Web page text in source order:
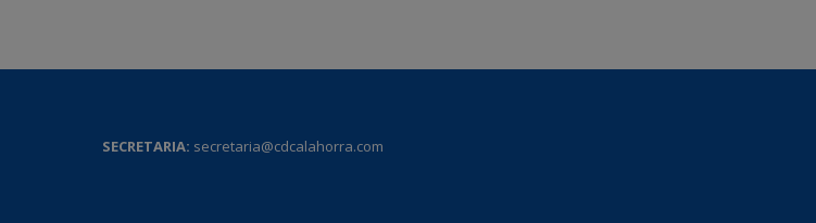
SECRETARIA: secretaria@cdcalahorra.com